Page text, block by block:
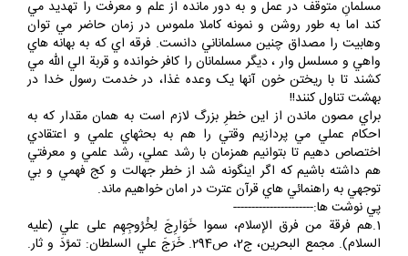
هر چند ، قشري بودن و برخورد جاهلانه با دين، خطري است که هر
مسلمانِ متوقف در عمل و به دور مانده از علم و معرفت را تهديد مي
کند اما به طور روشن و نمونه کاملا ملموس در زمان حاضر مي توان
وهابيت را مصداق چنين مسلماناني دانست. فرقه اي که به بهانه هاي
واهي و مسلسل وار ، ديگر مسلمانان را کافر خوانده و قربة الي الله مي
کشند تا با ريختن خون آنها يک وعده غذا، در خدمت رسول خدا در
بهشت تناول کنند!!
براي مصون ماندن از اين خطرِ بزرگ لازم است به همان مقدار که به
احکام عملي مي پردازيم وقتي را هم به بحثهاي علمي و اعتقادي
اختصاص دهيم تا بتوانيم همزمان با رشد عملي، رشد علمي و معرفتي
هم داشته باشيم که اگر اينگونه شد از خطر جهالت و کج فهمي و بي
توجهي به راهنمائي هاي قرآن عترت در امان خواهيم ماند.
پي نوشت ها:‌----------------------
1.هم فرقة من فرق الإسلام، سموا خَوَارِجَ لِخُرُوجِهِم على علي (عليه